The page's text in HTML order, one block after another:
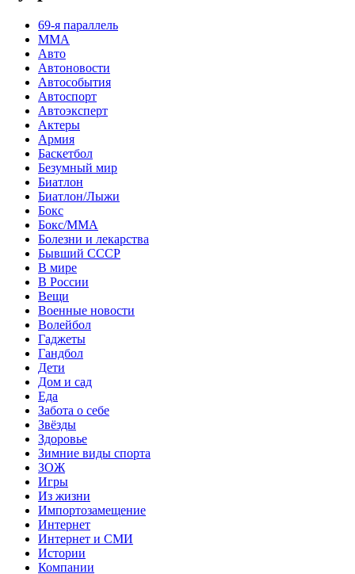
69-я параллель
MMA
Авто
Автоновости
Автособытия
Автоспорт
Автоэксперт
Актеры
Армия
Баскетбол
Безумный мир
Биатлон
Биатлон/Лыжи
Бокс
Бокс/MMA
Болезни и лекарства
Бывший СССР
В мире
В России
Вещи
Военные новости
Волейбол
Гаджеты
Гандбол
Дети
Дом и сад
Еда
Забота о себе
Звёзды
Здоровье
Зимние виды спорта
ЗОЖ
Игры
Из жизни
Импортозамещение
Интернет
Интернет и СМИ
Истории
Компании